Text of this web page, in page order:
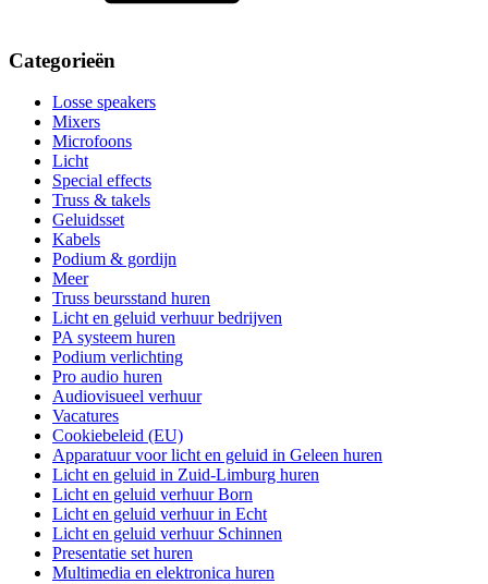
Categorieën
Losse speakers
Mixers
Microfoons
Licht
Special effects
Truss & takels
Geluidsset
Kabels
Podium & gordijn
Meer
Truss beursstand huren
Licht en geluid verhuur bedrijven
PA systeem huren
Podium verlichting
Pro audio huren
Audiovisueel verhuur
Vacatures
Cookiebeleid (EU)
Apparatuur voor licht en geluid in Geleen huren
Licht en geluid in Zuid-Limburg huren
Licht en geluid verhuur Born
Licht en geluid verhuur in Echt
Licht en geluid verhuur Schinnen
Presentatie set huren
Multimedia en elektronica huren